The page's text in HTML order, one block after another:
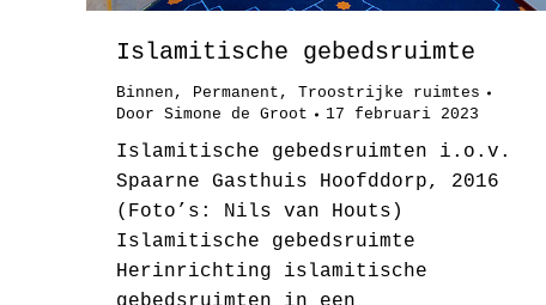
Islamitische gebedsruimte
Binnen , Permanent , Troostrijke ruimtes
Door Simone de Groot 17 februari 2023
Islamitische gebedsruimten i.o.v.
Spaarne Gasthuis Hoofddorp, 2016
(Foto’s: Nils van Houts)
Islamitische gebedsruimte
Herinrichting islamitische